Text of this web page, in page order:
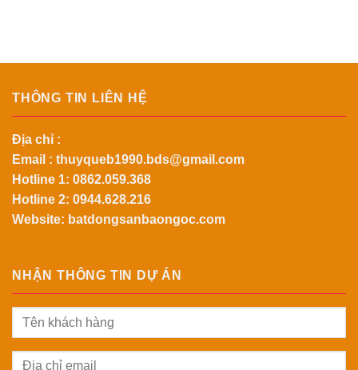
THÔNG TIN LIÊN HỆ
Địa chỉ :
Email : thuyqueb1990.bds@gmail.com
Hotline 1: 0862.059.368
Hotline 2: 0944.628.216
Website: batdongsanbaongoc.com
NHẬN THÔNG TIN DỰ ÁN